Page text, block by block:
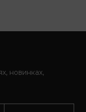
новинках,